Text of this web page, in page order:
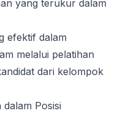
yang terukur dalam
efektif dalam
melalui pelatihan
dari kelompok
Posisi